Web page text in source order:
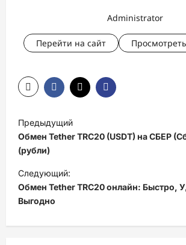
Administrator
Перейти на сайт
а
в
и
г
а
ц
Предыдущий
Обмен Tether TRC20 (USDT) на СБЕР
(рубли)
Следующий:
Обмен Tether TRC20 онлайн: Быстро,
Выгодно